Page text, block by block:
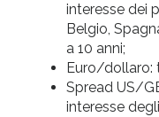
interesse dei
Belgio,
a 10 anni;
Euro/dollaro:
Spread US/
interesse